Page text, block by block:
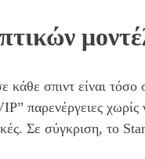
κάθε σπιντ είναι
παρενέργειες
Σε σύγκριση, το